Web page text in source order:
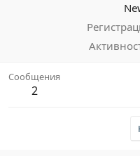
Сообщения
2